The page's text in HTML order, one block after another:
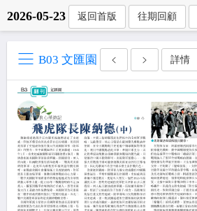
2026-05-23 返回首版 往期回顧
B03 文匯園 詳情